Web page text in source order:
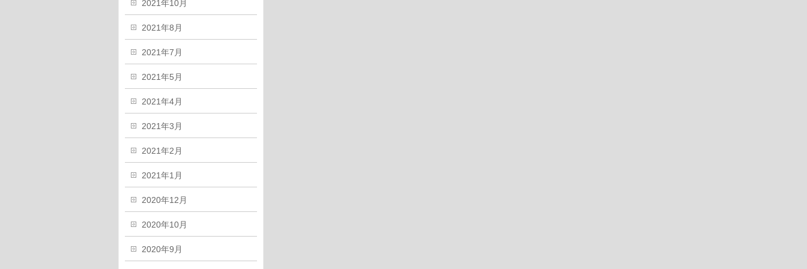
2021年10月
2021年8月
2021年7月
2021年5月
2021年4月
2021年3月
2021年2月
2021年1月
2020年12月
2020年10月
2020年9月